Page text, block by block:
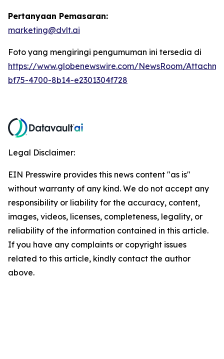
Pertanyaan Pemasaran:
marketing@dvlt.ai
Foto yang mengiringi pengumuman ini tersedia di
https://www.globenewswire.com/NewsRoom/
bf75-4700-8b14-e2301304f728
Legal Disclaimer:
EIN Presswire provides this news content "as is"
without warranty of any kind. We do not accept any
responsibility or liability for the accuracy, content,
images, videos, licenses, completeness, legality, or
reliability of the information contained in this article.
If you have any complaints or copyright issues
related to this article, kindly contact the author
above.